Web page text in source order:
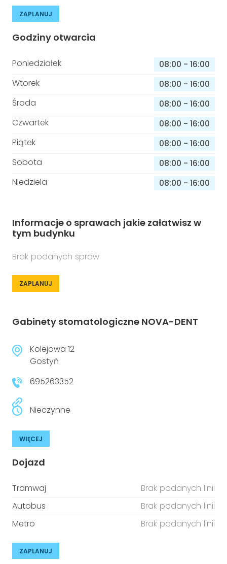
ZAPLANUJ
Godziny otwarcia
Poniedziałek 08:00 - 16:00
Wtorek
08:00 - 16:00
Środa
08:00 - 16:00
Czwartek
08:00 - 16:00
Piątek
08:00 - 16:00
Sobota
08:00 - 16:00
Niedziela
08:00 - 16:00
Informacje o sprawach jakie załatwisz w
tym budynku
Brak podanych spraw
ZAPLANUJ
Gabinety stomatologiczne NOVA-DENT
Kolejowa 12
Gostyń
695263352
Nieczynne
WIĘCEJ
Dojazd
Tramwaj
Brak podanych linii
Autobus
Brak podanych linii
Metro
Brak podanych linii
ZAPLANUJ